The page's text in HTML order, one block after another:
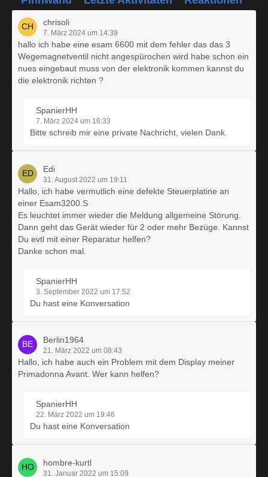
chrisoli
7. März 2024 um 14:39
hallo ich habe eine esam 6600 mit dem fehler das das 3
Wegemagnetventil nicht angespürochen wird habe schon ein
nues eingebaut muss von der elektronik kommen kannst du
die elektronik richten ?
SpanierHH
7. März 2024 um 16:33
Bitte schreib mir eine private Nachricht, vielen Dank.
Edi
31. August 2022 um 19:11
Hallo, ich habe vermutlich eine defekte Steuerplatine an
einer Esam3200.S
Es leuchtet immer wieder die Meldung allgemeine Störung.
Dann geht das Gerät wieder für 2 oder mehr Bezüge. Kannst
Du evtl mit einer Reparatur helfen?
Danke schon mal.
SpanierHH
3. September 2022 um 17:52
Du hast eine Konversation
Berlin1964
21. März 2022 um 08:43
Hallo, ich habe auch ein Problem mit dem Display meiner
Primadonna Avant. Wer kann helfen?
SpanierHH
22. März 2022 um 19:46
Du hast eine Konversation
hombre-kurtl
31. Januar 2022 um 15:09